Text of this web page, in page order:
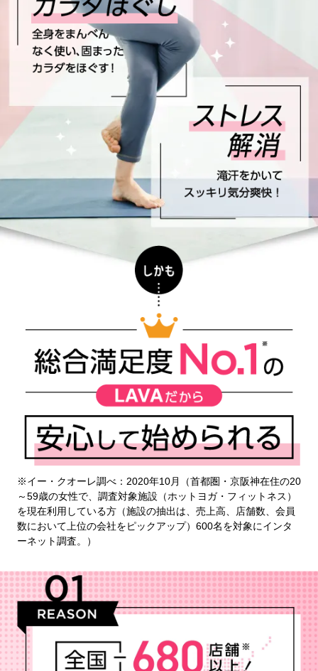
※イー・クオーレ調べ：2020年10月（首都圏・京阪神在住の20
～59歳の女性で、調査対象施設（ホットヨガ・フィットネス）
を現在利用している方（施設の抽出は、売上高、店舗数、会員
数において上位の会社をピックアップ）600名を対象にインタ
ーネット調査。）